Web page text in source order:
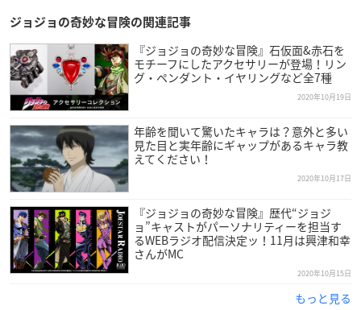
ジョジョの奇妙な冒険の関連記事
『ジョジョの奇妙な冒険』石仮面&赤石を
モチーフにしたアクセサリーが登場！リン
グ・ペンダント・イヤリングなど全7種
2020年10月19日
年齢を聞いて驚いたキャラは？意外と多い
見た目と実年齢にギャップがあるキャラ教
えてください！
2020年10月17日
『ジョジョの奇妙な冒険』歴代“ジョジ
ョ”キャストがパーソナリティーを担当す
るWEBラジオ配信決定ッ！11月は興津和幸
さんがMC
2020年10月15日
もっと見る